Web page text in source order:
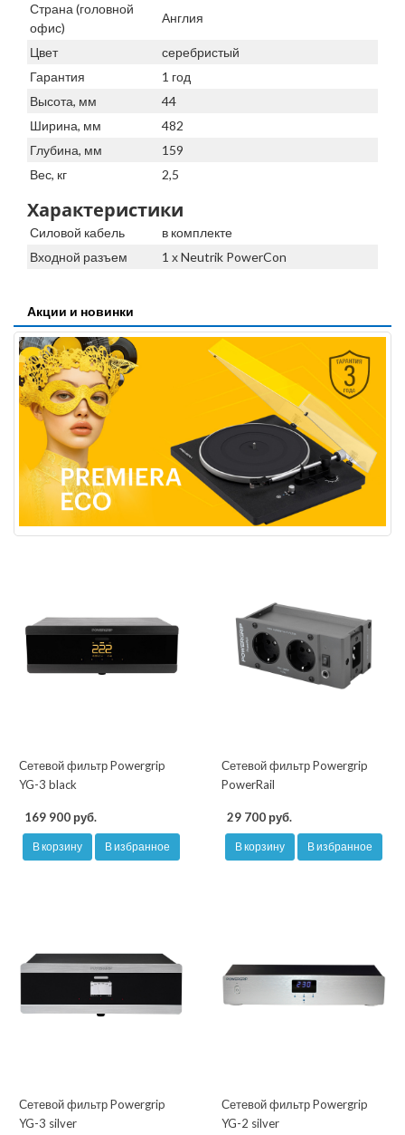
Страна (головной
офис)
Англия
Цвет
серебристый
Гарантия
1 год
Высота, мм
44
Ширина, мм
482
Глубина, мм
159
Вес, кг
2,5
Характеристики
Силовой кабель
в комплекте
Входной разъем
1 х Neutrik PowerCon
Акции и новинки
Сетевой фильтр Powergrip
YG-3 black
169 900 руб.
В корзину В избранное
Сетевой фильтр Powergrip
PowerRail
29 700 руб.
В корзину В избранное
Сетевой фильтр Powergrip
YG-3 silver
Сетевой фильтр Powergrip
YG-2 silver